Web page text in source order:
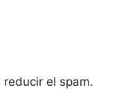
el spam.